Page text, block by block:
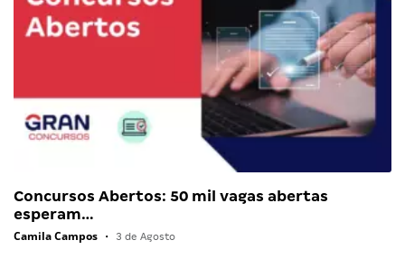
Concursos Abertos: 50 mil vagas abertas
esperam…
Camila Campos • 3 de Agosto